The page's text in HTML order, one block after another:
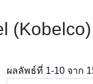
ผลลัพธ์ที่ 1-10 จาก